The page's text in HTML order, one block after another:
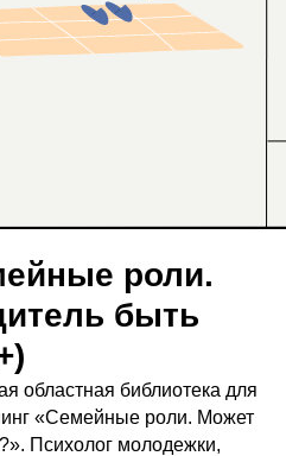
роли.
быть
областная библиотека для
«Семейные роли. Может
Психолог молодежки,